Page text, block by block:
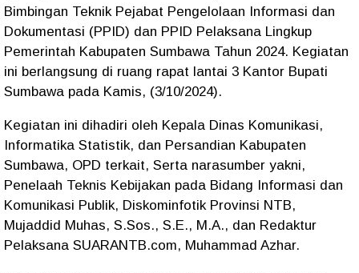
Bimbingan Teknik Pejabat Pengelolaan Informasi dan
Dokumentasi (PPID) dan PPID Pelaksana Lingkup
Pemerintah Kabupaten Sumbawa Tahun 2024. Kegiatan
ini berlangsung di ruang rapat lantai 3 Kantor Bupati
Sumbawa pada Kamis, (3/10/2024).
Kegiatan ini dihadiri oleh Kepala Dinas Komunikasi,
Informatika Statistik, dan Persandian Kabupaten
Sumbawa, OPD terkait, Serta narasumber yakni,
Penelaah Teknis Kebijakan pada Bidang Informasi dan
Komunikasi Publik, Diskominfotik Provinsi NTB,
Mujaddid Muhas, S.Sos., S.E., M.A., dan Redaktur
Pelaksana SUARANTB.com, Muhammad Azhar.